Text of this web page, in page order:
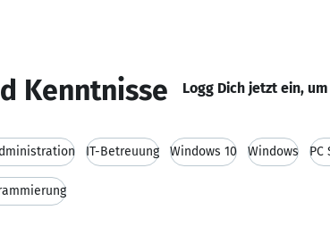
Kenntnisse Logg Dich jetzt ein,
IT-Betreuung Windows 10 Windows PC